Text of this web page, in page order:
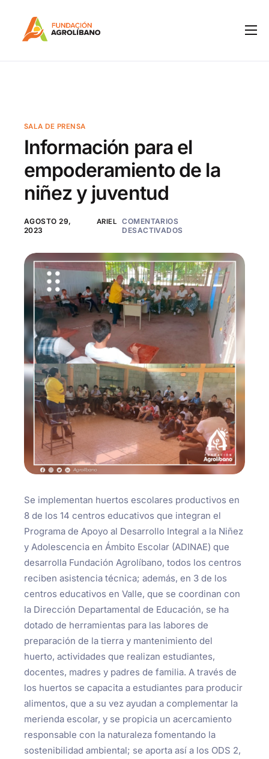
Programas
Notas de Prensa
Boletines
Contacto
SALA DE PRENSA
Información para el
empoderamiento de la
niñez y juventud
AGOSTO 29,
2023
ARIEL
COMENTARIOS
DESACTIVADOS
Se implementan huertos escolares productivos en
8 de los 14 centros educativos que integran el
Programa de Apoyo al Desarrollo Integral a la Niñez
y Adolescencia en Ámbito Escolar (ADINAE) que
desarrolla Fundación Agrolíbano, todos los centros
reciben asistencia técnica; además, en 3 de los
centros educativos en Valle, que se coordinan con
la Dirección Departamental de Educación, se ha
dotado de herramientas para las labores de
preparación de la tierra y mantenimiento del
huerto, actividades que realizan estudiantes,
docentes, madres y padres de familia. A través de
los huertos se capacita a estudiantes para producir
alimentos, que a su vez ayudan a complementar la
merienda escolar, y se propicia un acercamiento
responsable con la naturaleza fomentando la
sostenibilidad ambiental; se aporta así a los ODS 2,